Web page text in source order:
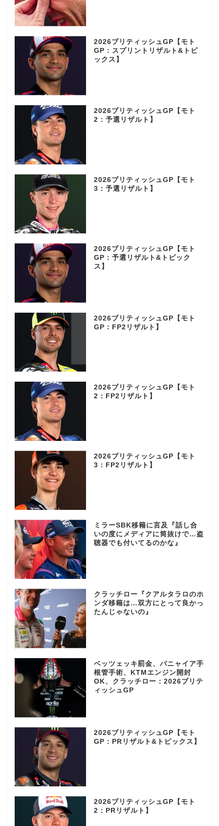
2026ブリティッシュGP【モト
GP：スプリントリザルト&トピ
ックス】
2026ブリティッシュGP【モト
2：予選リザルト】
2026ブリティッシュGP【モト
3：予選リザルト】
2026ブリティッシュGP【モト
GP：予選リザルト&トピック
ス】
2026ブリティッシュGP【モト
GP：FP2リザルト】
2026ブリティッシュGP【モト
2：FP2リザルト】
2026ブリティッシュGP【モト
3：FP2リザルト】
ミラーSBK移籍に言及『話し合
いの度にメディアに筒抜けで…盗
聴器でも付いてるのかな』
クラッチロー『クアルタラロのホ
ンダ移籍は…双方にとって良かっ
たんじゃないの』
ベッツェッキ罰金、バニャイア手
根管手術、KTMエンジン開封
OK、クラッチロー：2026ブリテ
ィッシュGP
2026ブリティッシュGP【モト
GP：PRリザルト&トピックス】
2026ブリティッシュGP【モト
2：PRリザルト】